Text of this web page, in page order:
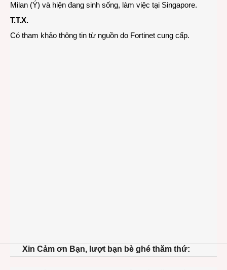
Milan (Ý) và hiện đang sinh sống, làm việc tại Singapore.
T.T.X.
Có tham khảo thông tin từ nguồn do Fortinet cung cấp.
Xin Cảm ơn Bạn, lượt bạn bè ghé thăm thứ: